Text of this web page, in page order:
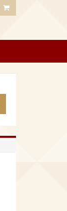
finden